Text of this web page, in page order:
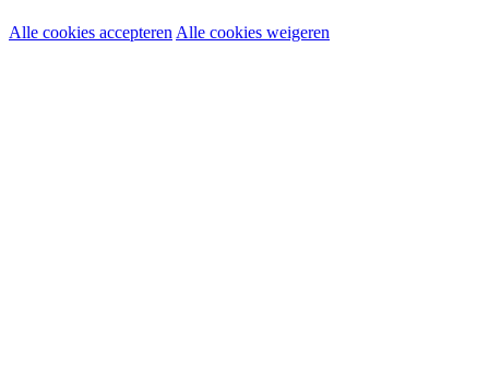
Noodzakelijke cookies:
Alle cookies accepteren Alle cookies weigeren